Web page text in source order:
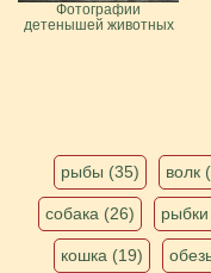
Фотографии
детенышей животных
рыбы (35) волк
собака (26)
кошка (19)